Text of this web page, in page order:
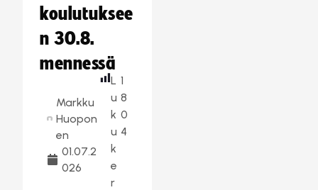
koulutuksee
n 30.8.
mennessä
Markku
Huopon
en
01.07.2
026
L
u
k
u
k
e
r
1
8
0
4